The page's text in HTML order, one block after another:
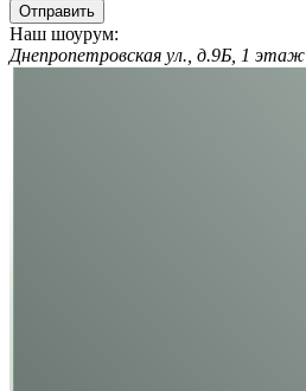
Отправить
Наш шоурум:
Днепропетровская ул., д.9Б, 1 этаж